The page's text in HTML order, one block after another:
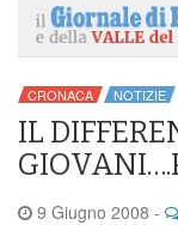
CRONACA NOTIZIE
IL
9 Giugno 2008 -